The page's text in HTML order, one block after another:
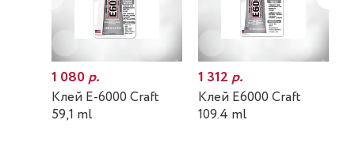
1 080р.
Клей E-6000 Craft
59,1 ml
1 312р.
Клей E6000 Craft
109.4 ml